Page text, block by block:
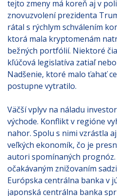
tejto zmeny má koreň aj v
znovuzvolení prezidenta
rátal s rýchlym schválením
ktorá mala kryptomenám
bežných portfólií. Niektoré
kľúčová legislatíva zatiaľ
Nadšenie, ktoré malo ťahať
postupne vytratilo.
Väčší vplyv na náladu
východe. Konflikt v regióne
nahor. Spolu s nimi vzrástla
veľkých ekonomík, čo je
autori spomínaných
očakávaným znižovaním
Európska centrálna banka v
japonská centrálna banka